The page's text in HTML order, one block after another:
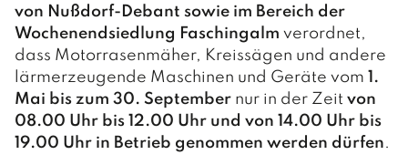
von Nußdorf-Debant sowie im Bereich der
Wochenendsiedlung Fasching­alm verordnet,
dass Motorrasenmäher, Kreissägen und andere
lärmerzeugende Maschinen und Geräte vom 1.
Mai bis zum 30. September nur in der Zeit von
08.00 Uhr bis 12.00 Uhr und von 14.00 Uhr bis
19.00 Uhr in Betrieb genommen werden dürfen.